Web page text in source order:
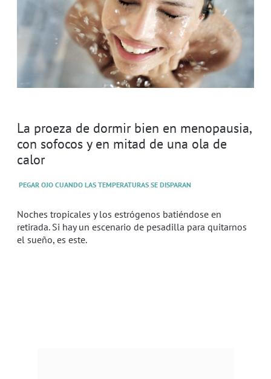
La proeza de dormir bien en menopausia,
con sofocos y en mitad de una ola de
calor
PEGAR OJO CUANDO LAS TEMPERATURAS SE DISPARAN
Noches tropicales y los estrógenos batiéndose en
retirada. Si hay un escenario de pesadilla para quitarnos
el sueño, es este.